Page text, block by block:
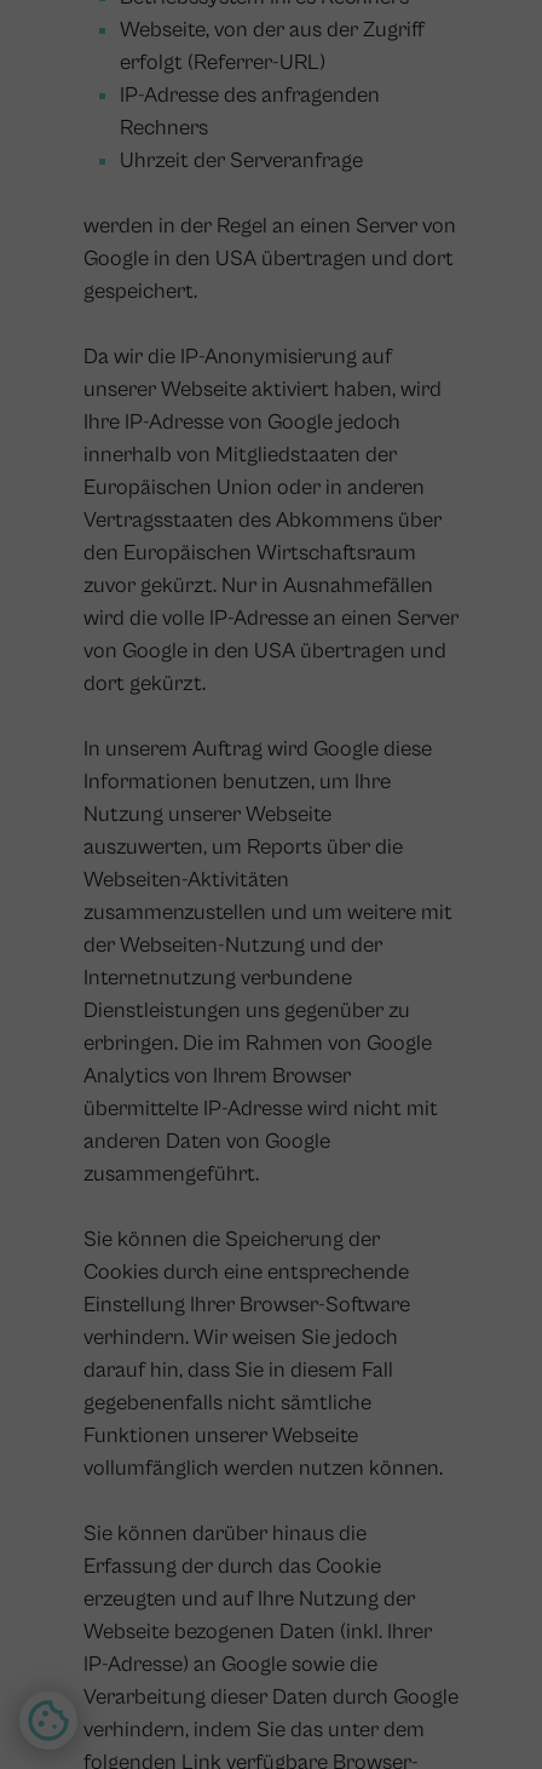
Webseite, von der aus der Zugriff
erfolgt (Referrer-URL)
IP-Adresse des anfragenden
Rechners
Uhrzeit der Serveranfrage
werden in der Regel an einen Server von
Google in den USA übertragen und dort
gespeichert.
Da wir die IP-Anonymisierung auf
unserer Webseite aktiviert haben, wird
Ihre IP-Adresse von Google jedoch
innerhalb von Mitgliedstaaten der
Europäischen Union oder in anderen
Vertragsstaaten des Abkommens über
den Europäischen Wirtschaftsraum
zuvor gekürzt. Nur in Ausnahmefällen
wird die volle IP-Adresse an einen Server
von Google in den USA übertragen und
dort gekürzt.
In unserem Auftrag wird Google diese
Informationen benutzen, um Ihre
Nutzung unserer Webseite
auszuwerten, um Reports über die
Webseiten-Aktivitäten
zusammenzustellen und um weitere mit
der Webseiten-Nutzung und der
Internetnutzung verbundene
Dienstleistungen uns gegenüber zu
erbringen. Die im Rahmen von Google
Analytics von Ihrem Browser
übermittelte IP-Adresse wird nicht mit
anderen Daten von Google
zusammengeführt.
Sie können die Speicherung der
Cookies durch eine entsprechende
Einstellung Ihrer Browser-Software
verhindern. Wir weisen Sie jedoch
darauf hin, dass Sie in diesem Fall
gegebenenfalls nicht sämtliche
Funktionen unserer Webseite
vollumfänglich werden nutzen können.
Sie können darüber hinaus die
Erfassung der durch das Cookie
erzeugten und auf Ihre Nutzung der
Webseite bezogenen Daten (inkl. Ihrer
IP-Adresse) an Google sowie die
Verarbeitung dieser Daten durch Google
verhindern, indem Sie das unter dem
folgenden Link verfügbare Browser-